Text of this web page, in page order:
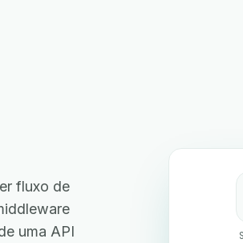
fluxo de
uma API